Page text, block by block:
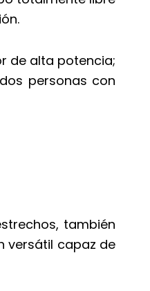
de alta potencia;
personas con
también
versátil capaz de